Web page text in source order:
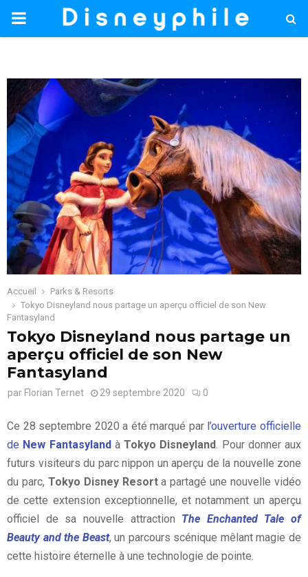
PRIMARY
Accueil
Parks & Resorts
Tokyo Disneyland nous partage un aperçu officiel de son New
Fantasyland
Tokyo Disneyland nous partage un
aperçu officiel de son New
Fantasyland
par Florian Ternet 29 septembre 2020 0
Ce 28 septembre 2020 a été marqué par l’ouverture officielle
de New Fantasyland à Tokyo Disneyland. Pour donner aux
futurs visiteurs du parc nippon un aperçu de la nouvelle zone
du parc, Tokyo Disney Resorta partagé une nouvelle vidéo
de cette extension exceptionnelle, et notamment un aperçu
officiel de sa nouvelle attraction The Enchanted Tale of
Beauty and the Beast, un parcours scénique mêlant magie de
cette histoire éternelle à une technologie de pointe.